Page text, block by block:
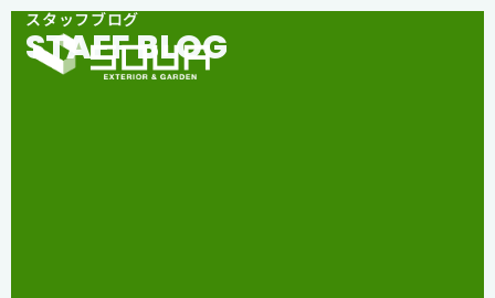
スタッフブログ
STAFF BLOG